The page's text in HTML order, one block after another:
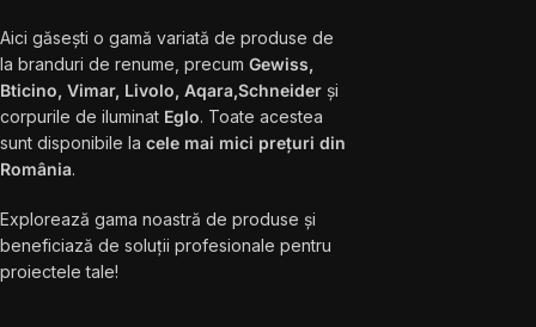
Aici găsești o gamă variată de produse de
la branduri de renume, precum Gewiss,
Bticino, Vimar, Livolo, Aqara,Schneider și
corpurile de iluminat Eglo. Toate acestea
sunt disponibile la cele mai mici prețuri din
România.
Explorează gama noastră de produse și
beneficiază de soluții profesionale pentru
proiectele tale!